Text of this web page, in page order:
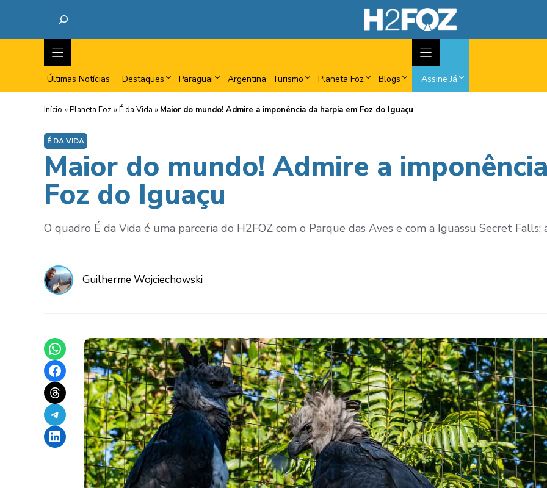
Últimas Notícias Destaques Paraguai Argentina Turismo Planeta Foz Blogs Assine Já
Início »Planeta Foz »É da Vida » Maior do mundo! Admire a imponência da harpia em Foz do Iguaçu
É DA VIDA
Maior do mundo! Admire a
Foz do Iguaçu
O quadro É da Vida é uma parceria do H2FOZ com o Parque das Aves e com a Iguassu Secret Falls;
Guilherme Wojciechowski
Share on WhatsApp
Share on Facebook
Share on Threads
Share on Telegram
Share on LinkedIn